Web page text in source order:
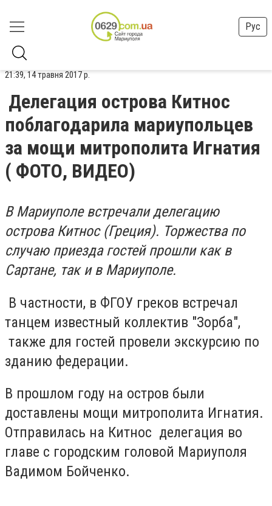
Рус
21:39, 14 травня 2017 р.
Делегация острова Китнос
поблагодарила мариупольцев
за мощи митрополита Игнатия
( ФОТО, ВИДЕО)
В Мариуполе встречали делегацию
острова Китнос (Греция). Торжества по
случаю приезда гостей прошли как в
Сартане, так и в Мариуполе.
В частности, в ФГОУ греков встречал
танцем известный коллектив "Зорба",
также для гостей провели экскурсию по
зданию федерации.
В прошлом году на остров были
доставлены мощи митрополита Игнатия.
Отправилась на Китнос делегация во
главе с городским головой Мариуполя
Вадимом Бойченко.